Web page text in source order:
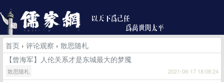
首页 › 评论观察 › 散思随札
【曾海军】人伦关系才是东城最大的梦魇
散思随札 2021-06-17 18:08:24